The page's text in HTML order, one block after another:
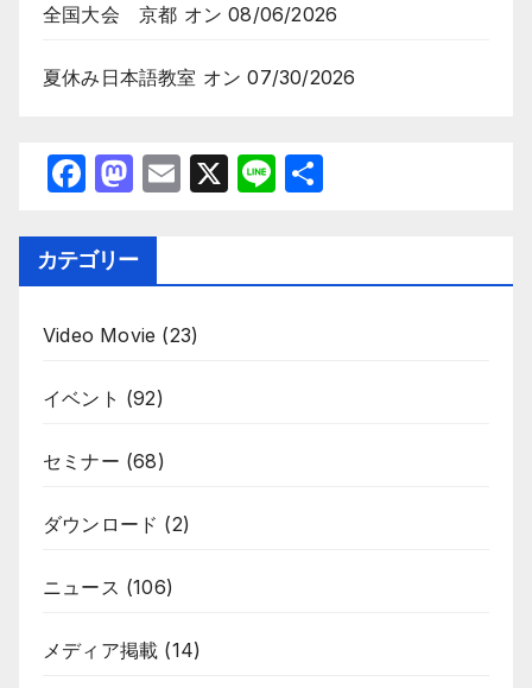
全国大会 京都 オン 08/06/2026
夏休み日本語教室 オン 07/30/2026
F
c
e
b
o
M
st
o
d
n
E
X
Li
カテゴリー
Video Movie (23)
イベント (92)
セミナー (68)
ダウンロード (2)
ニュース (106)
メディア掲載 (14)